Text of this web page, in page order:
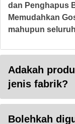
dan Penghapus
Memudahkan
mahupun
Adakah
jenis fabrik?
Bolehkah